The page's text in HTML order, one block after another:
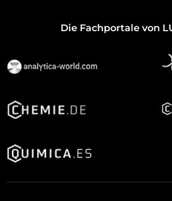
Die Fachportale von